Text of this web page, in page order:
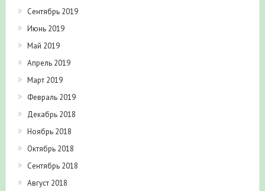
Сентябрь 2019
Июнь 2019
Май 2019
Апрель 2019
Март 2019
Февраль 2019
Декабрь 2018
Ноябрь 2018
Октябрь 2018
Сентябрь 2018
Август 2018